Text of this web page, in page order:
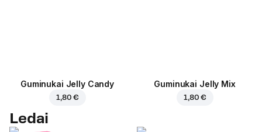
Guminukai Jelly Candy
1,80 €
Guminukai Jelly Mix
1,80 €
Ledai